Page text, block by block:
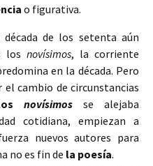
o figurativa.
de los setenta aún
los novísimos, la corriente
en la década. Pero
cambio de circunstancias
novísimosse alejaba
cotidiana, empiezan a
nuevos autores para
no es fin de la poesía.